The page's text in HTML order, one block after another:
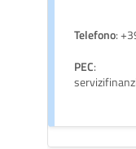
Telefono:
PEC: